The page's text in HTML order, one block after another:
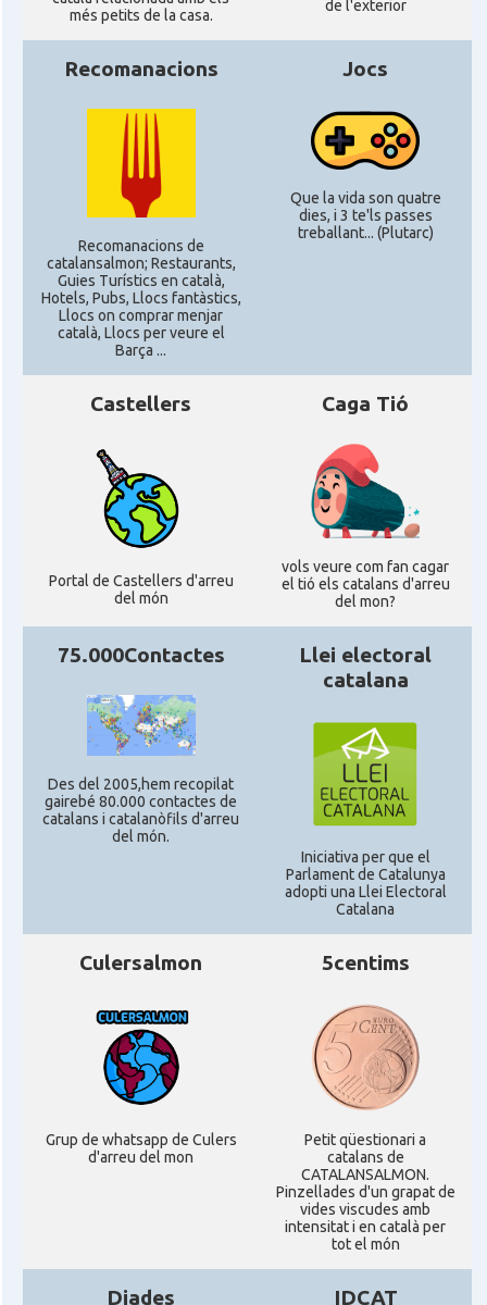
CAMON
CAMON CATALANS A TÜBINGEN
Associació Catalana d'Essen E.V. /
Katalanischer Verein Essen E.V.
Casal
Associació Catalana d'Hamburg "El
Casal Casal Català de Frankfurt
Casal Català de Stuttgart, Stuttcat
Casal Catalanets E.V.
Casal Centre Català de Munic
Casal Centre Cultural Català de Colònia
Casal Katalanischer Salon, e. V.
Acció Oficina Exterior de Catalunya a Berlín
Acció
Oficina Exterior de Catalunya a
Stuttgart
Delegació del Govern a Alemanya
Consolat general a Dusseldorf
Consolat Consolat general a Hamburg
Consolat
[München]
Consolat general a Stuttgart
Ambaixada Ambaixada espanyola a Alemanya
més petits de la casa.
de l'exterior
Recomanacions
Recomanacions de
catalansalmon; Restaurants,
Guies Turístics en català,
Hotels, Pubs, Llocs fantàstics,
Llocs on comprar menjar
català, Llocs per veure el
Barça ...
Jocs
Que la vida son quatre
dies, i 3 te'ls passes
treballant... (Plutarc)
Castellers
Portal de Castellers d'arreu
del món
Caga Tió
vols veure com fan cagar
el tió els catalans d'arreu
del mon?
75.000Contactes
Des del 2005,hem recopilat
gairebé 80.000 contactes de
catalans i catalanòfils d'arreu
del món.
Llei electoral
catalana
Iniciativa per que el
Parlament de Catalunya
adopti una Llei Electoral
Catalana
Culersalmon
Grup de whatsapp de Culers
d'arreu del mon
5centims
Petit qüestionari a
catalans de
CATALANSALMON.
Pinzellades d'un grapat de
vides viscudes amb
intensitat i en català per
tot el món
Diades IDCAT